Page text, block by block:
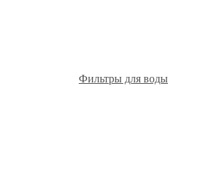
Фильтры для воды